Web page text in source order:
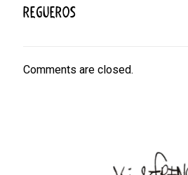
REGUEROS
Comments are closed.